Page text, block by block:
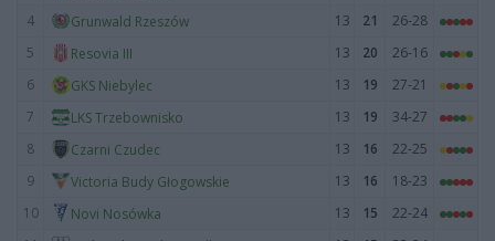
4
Grunwald Rzeszów 13 21
26-28
5
Resovia III 13 20
26-16
6
GKS Niebylec 13 19
27-21
7
LKS Trzebownisko 13 19
34-27
8
Czarni Czudec 13 16
22-25
9
Victoria Budy Głogowskie 13 16
18-23
10
Novi Nosówka 13 15
22-24